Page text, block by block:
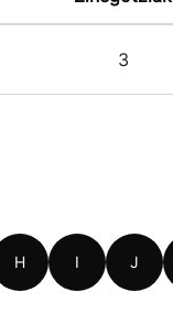
3
H I J